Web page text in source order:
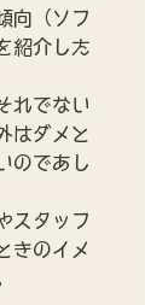
向（ソフ
紹介した
れでない
はダメと
のであし
スタッフ
きのイメ